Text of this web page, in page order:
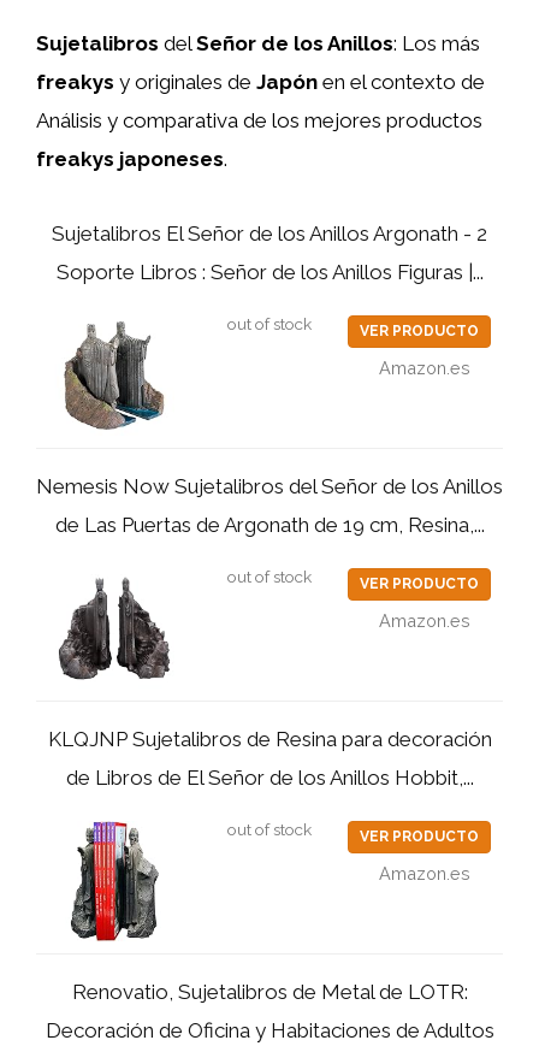
Sujetalibros delSeñor de los Anillos: Los más
freakys y originales de Japón en el contexto de
Análisis y comparativa de los mejores productos
freakys japoneses.
Sujetalibros El Señor de los Anillos Argonath - 2
Soporte Libros : Señor de los Anillos Figuras |...
out of stock VER PRODUCTO
Amazon.es
Nemesis Now Sujetalibros del Señor de los Anillos
de Las Puertas de Argonath de 19 cm, Resina,...
out of stock VER PRODUCTO
Amazon.es
KLQJNP Sujetalibros de Resina para decoración
de Libros de El Señor de los Anillos Hobbit,...
out of stock VER PRODUCTO
Amazon.es
Renovatio, Sujetalibros de Metal de LOTR:
Decoración de Oficina y Habitaciones de Adultos